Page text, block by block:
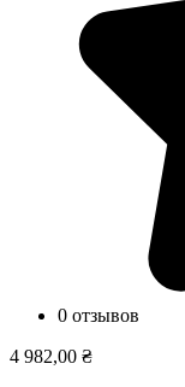
0 отзывов
4 982,00 ₴